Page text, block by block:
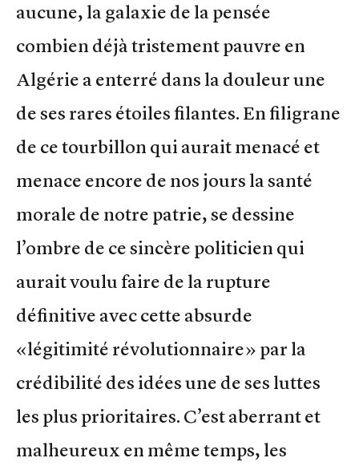
aucune, la galaxie de la pensée
combien déjà tristement pauvre en
Algérie a enterré dans la douleur une
de ses rares étoiles filantes. En filigrane
de ce tourbillon qui aurait menacé et
menace encore de nos jours la santé
morale de notre patrie, se dessine
l’ombre de ce sincère politicien qui
aurait voulu faire de la rupture
définitive avec cette absurde
«légitimité révolutionnaire» par la
crédibilité des idées une de ses luttes
les plus prioritaires. C’est aberrant et
malheureux en même temps, les